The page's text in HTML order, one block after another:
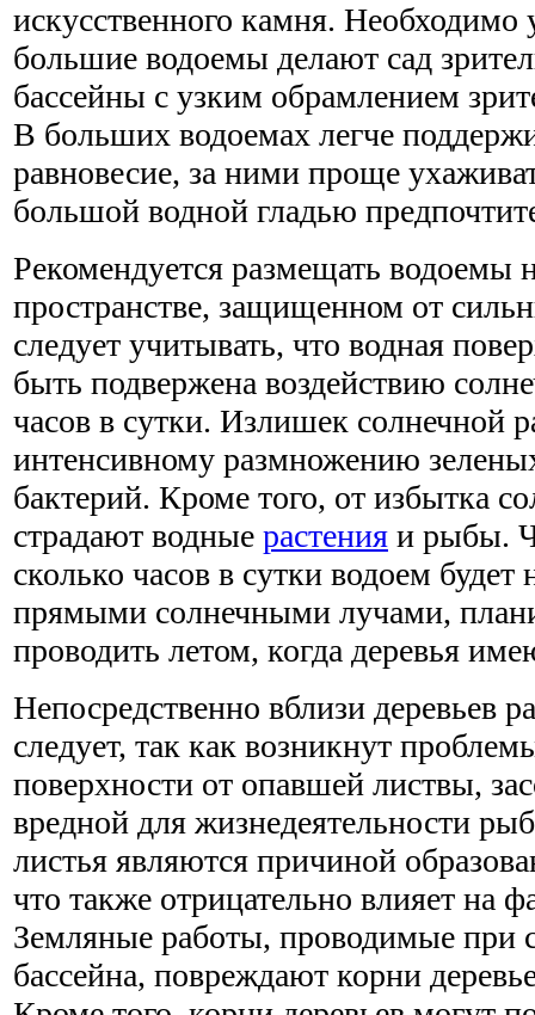
искусственного камня. Необходимо
большие водоемы делают сад
бассейны с узким обрамлением
В больших водоемах легче
равновесие, за ними проще
большой водной гладью
Рекомендуется размещать водоемы
пространстве, защищенном от
следует учитывать, что водная
быть подвержена воздействию
часов в сутки. Излишек солнечной
интенсивному размножению
бактерий. Кроме того, от избытка
страдают водные растения и рыбы.
сколько часов в сутки водоем будет
прямыми солнечными лучами,
проводить летом, когда деревья
Непосредственно вблизи деревьев
следует, так как возникнут
поверхности от опавшей листвы,
вредной для жизнедеятельности
листья являются причиной
что также отрицательно влияет на
Земляные работы, проводимые при
бассейна, повреждают корни